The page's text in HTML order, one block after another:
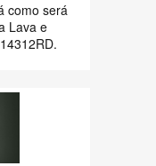
como será
Lava e